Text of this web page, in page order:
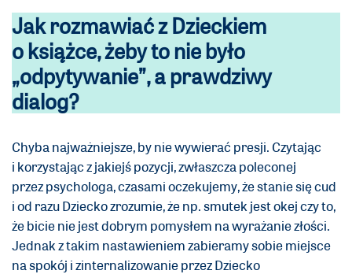
Jak rozmawiać z Dzieckiem
o książce, żeby to nie było
„odpytywanie”, a prawdziwy
dialog?
Chyba najważniejsze, by nie wywierać presji. Czytając
i korzystając z jakiejś pozycji, zwłaszcza poleconej
przez psychologa, czasami oczekujemy, że stanie się cud
i od razu Dziecko zrozumie, że np. smutek jest okej czy to,
że bicie nie jest dobrym pomysłem na wyrażanie złości.
Jednak z takim nastawieniem zabieramy sobie miejsce
na spokój i zinternalizowanie przez Dziecko